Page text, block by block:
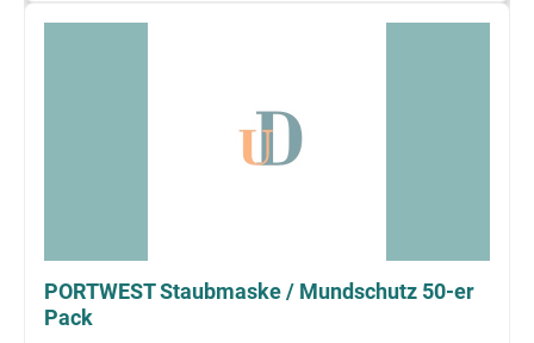
PORTWEST Staubmaske / Mundschutz 50-er
Pack